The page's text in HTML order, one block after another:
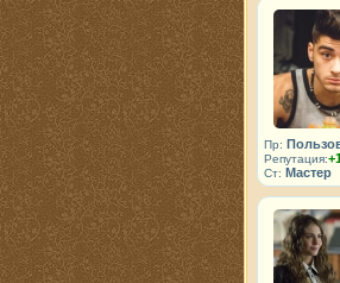
Пр:
Репутация:
Ст: Мастер